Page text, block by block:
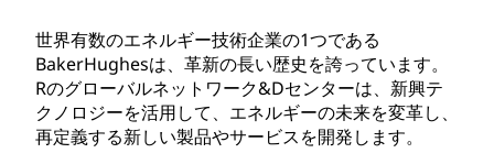
世界有数のエネルギー技術企業の1つである
BakerHughesは、革新の長い歴史を誇っています。
Rのグローバルネットワーク&Dセンターは、新興テ
クノロジーを活用して、エネルギーの未来を変革し、
再定義する新しい製品やサービスを開発します。